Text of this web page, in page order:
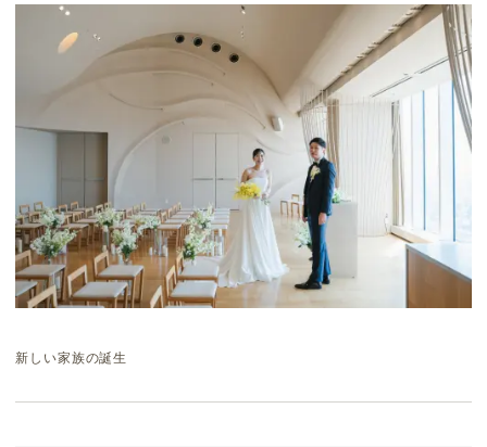
新しい家族の誕生